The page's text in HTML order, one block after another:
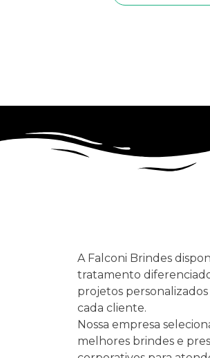
A Falconi Brindes
tratamento
projetos personalizados
cada cliente.
Nossa empresa
melhores brindes e